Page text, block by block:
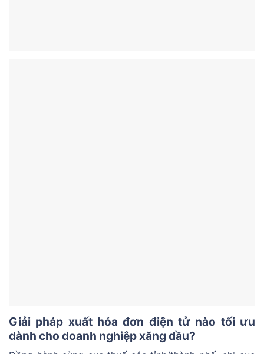
Giải pháp xuất hóa đơn điện tử nào tối ưu
dành cho doanh nghiệp xăng dầu?